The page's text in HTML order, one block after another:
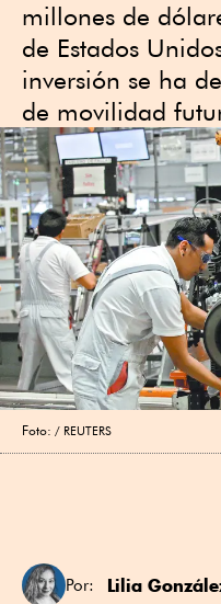
millones de
de Estados
inversión se ha
de movilidad
Foto: REUTERS
Por: Lilia